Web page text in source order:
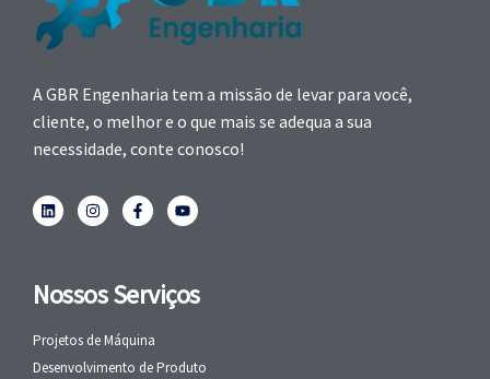
A GBR Engenharia tem a missão de levar para você,
cliente, o melhor e o que mais se adequa a sua
necessidade, conte conosco!
Nossos Serviços
Projetos de Máquina
Desenvolvimento de Produto